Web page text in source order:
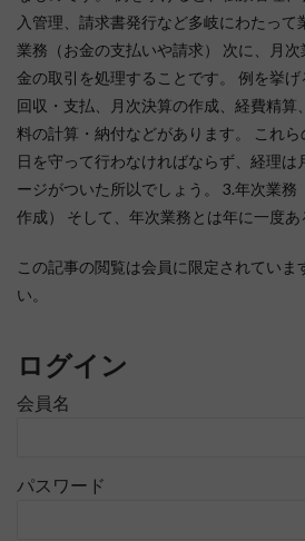
入管理、請求書発行など多岐にわたって
業務（お金の支払いや請求） 次に、月
金の取引を処理することです。 例を挙げ
回収・支払、月次決算の作成、経費精算
料の計算・納付などがあります。 これ
日を守って行わなければならず、経理は
ージがついた所以でしょう。 3.年次業
作成） そして、年次業務とは年に一度あ
この記事の閲覧は会員に限定されていま
い。
ログイン
会員名
パスワード